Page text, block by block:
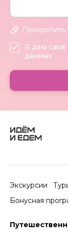
Экскурсии
Бонусная
Прикрепить
Я даю своё
данных